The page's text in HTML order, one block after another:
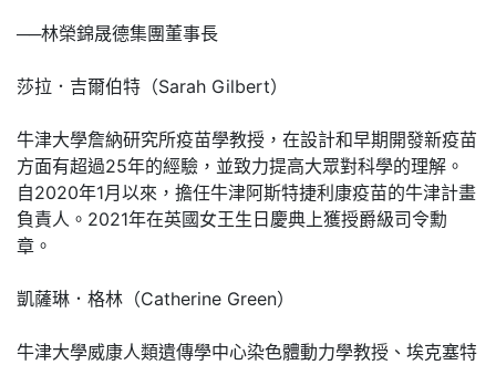
──林榮錦晟德集團董事長
莎拉．吉爾伯特（Sarah Gilbert）
牛津大學詹納研究所疫苗學教授，在設計和早期開發新疫苗
方面有超過25年的經驗，並致力提高大眾對科學的理解。
自2020年1月以來，擔任牛津阿斯特捷利康疫苗的牛津計畫
負責人。2021年在英國女王生日慶典上獲授爵級司令勳
章。
凱薩琳．格林（Catherine Green）
牛津大學威康人類遺傳學中心染色體動力學教授、埃克塞特